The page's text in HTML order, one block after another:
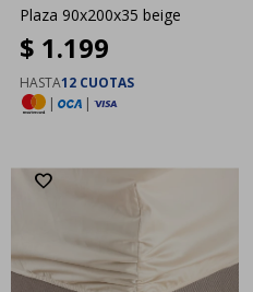
Plaza 90x200x35 beige
$ 1.199
HASTA12 CUOTAS
|
|